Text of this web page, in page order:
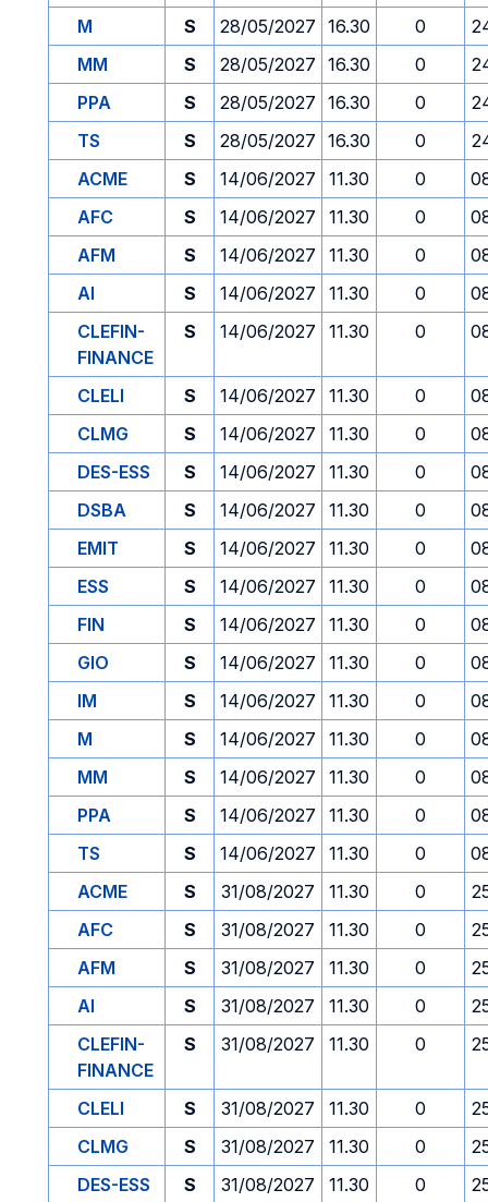
M
S 28/05/2027 16.30 0
MM
S 28/05/2027 16.30 0
PPA
S 28/05/2027 16.30 0
TS
S 28/05/2027 16.30 0
ACME
S 14/06/2027 11.30 0
AFC
S 14/06/2027 11.30 0
AFM
S 14/06/2027 11.30 0
AI
S 14/06/2027 11.30 0
CLEFIN-
FINANCE
S 14/06/2027 11.30 0
CLELI S 14/06/2027 11.30 0
CLMG
S 14/06/2027 11.30 0
DES-ESS
S 14/06/2027 11.30 0
DSBA
S 14/06/2027 11.30 0
EMIT
S 14/06/2027 11.30 0
ESS
S 14/06/2027 11.30 0
FIN
S 14/06/2027 11.30 0
GIO
S 14/06/2027 11.30 0
IM
S 14/06/2027 11.30 0
M
S 14/06/2027 11.30 0
MM
S 14/06/2027 11.30 0
PPA
S 14/06/2027 11.30 0
TS
S 14/06/2027 11.30 0
ACME
S 31/08/2027 11.30 0
AFC
S 31/08/2027 11.30 0
AFM
S 31/08/2027 11.30 0
AI
S 31/08/2027 11.30 0
CLEFIN-
FINANCE
S 31/08/2027 11.30 0
CLELI S 31/08/2027 11.30 0
CLMG
S 31/08/2027 11.30 0
DES-ESS
S 31/08/2027 11.30 0